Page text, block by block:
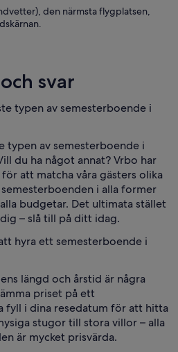
den närmsta flygplatsen,
svar
typen av semesterboende i
typen av semesterboende i
du ha något annat? Vrbo har
att matcha våra gästers olika
i alla former
budgetar. Det ultimata stället
– slå till på ditt idag.
hyra ett semesterboende i
längd och årstid är några
priset på ett
fyll i dina resedatum för att hitta
stugor till stora villor – alla
är mycket prisvärda.